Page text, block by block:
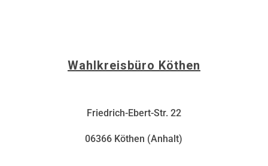
Wahlkreisbüro Köthen
Friedrich-Ebert-Str. 22
06366 Köthen (Anhalt)